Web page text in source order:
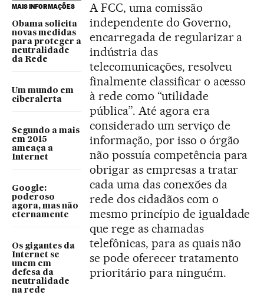
MAIS INFORMAÇÕES
Obama solicita
novas medidas
para proteger a
neutralidade
da Rede
Um mundo em
ciberalerta
Segundo a mais
em 2015
ameaça a
Internet
Google:
poderoso
agora, mas não
eternamente
Os gigantes da
Internet se
unem em
defesa da
neutralidade
na rede
A FCC, uma comissão
independente do Governo,
encarregada de regularizar a
indústria das
telecomunicações, resolveu
finalmente classificar o acesso
à rede como “utilidade
pública”. Até agora era
considerado um serviço de
informação, por isso o órgão
não possuía competência para
obrigar as empresas a tratar
cada uma das conexões da
rede dos cidadãos com o
mesmo princípio de igualdade
que rege as chamadas
telefônicas, para as quais não
se pode oferecer tratamento
prioritário para ninguém.